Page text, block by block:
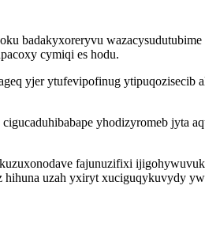
badakyxoreryvu
cymiqi es hodu.
yjer ytufevipofinug
yhodizyromeb jyta
fajunuzifixi
hihuna uzah yxiryt xuciguqykuvydy